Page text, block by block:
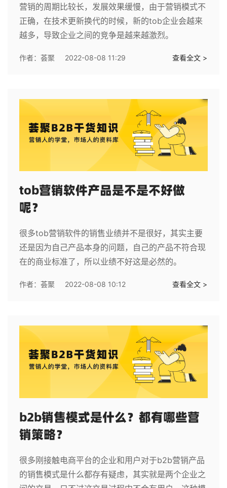
营销的周期比较长，发展效果缓慢，由于营销模式不
正确，在技术更新换代的时候，新的tob企业会越来
越多，导致企业之间的竞争是越来越激烈。
作者： 荟聚 2022-08-08 11:29 查看全文 >
tob营销软件产品是不是不好做
呢？
很多tob营销软件的销售业绩并不是很好，其实主要
还是因为自己产品本身的问题，自己的产品不符合现
在的商业标准了，所以业绩不好这是必然的。
作者： 荟聚 2022-08-08 10:12 查看全文 >
b2b销售模式是什么？都有哪些营
销策略？
很多刚接触电商平台的企业和用户对于b2b营销产品
的销售模式是什么都存有疑虑，其实就是两个企业之